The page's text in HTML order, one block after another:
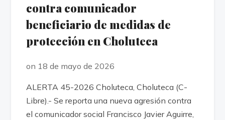
contra comunicador
beneficiario de medidas de
protección en Choluteca
on 18 de mayo de 2026
ALERTA 45-2026 Choluteca, Choluteca (C-
Libre).- Se reporta una nueva agresión contra
el comunicador social Francisco Javier Aguirre,